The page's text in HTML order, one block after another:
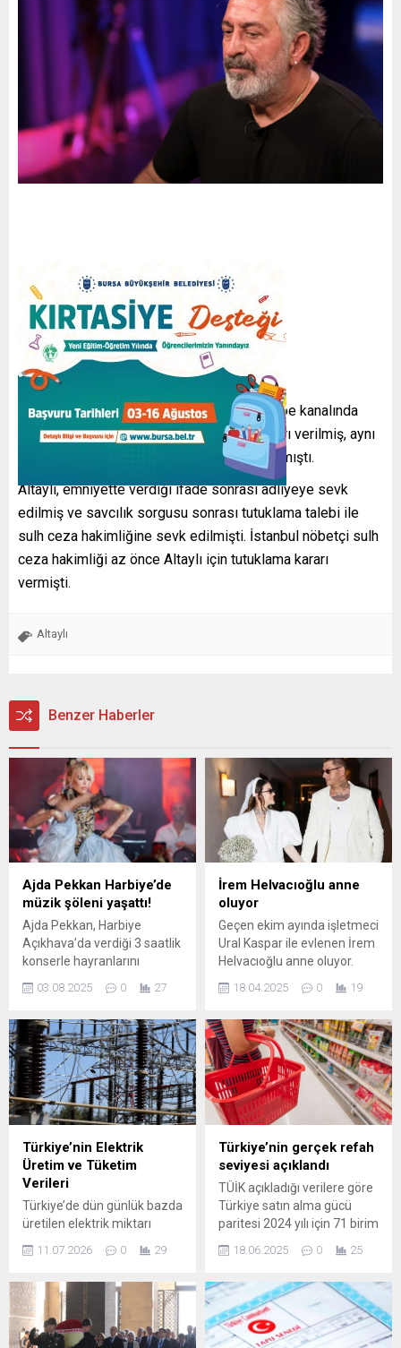
Devamı gelecek…
FATİH ALTAYLI NEDEN TUTUKLANDI ?
Gazeteci Fatih Altaylı, 21 Haziran’da YouTube kanalında
yaptığı yayın sonrası, hakkında gözaltı kararı verilmiş, aynı
akşam Teşvikiye’deki evinde gözaltına alınmıştı.
Altaylı, emniyette verdiği ifade sonrası adliyeye sevk
edilmiş ve savcılık sorgusu sonrası tutuklama talebi ile
sulh ceza hakimliğine sevk edilmişti. İstanbul nöbetçi sulh
ceza hakimliği az önce Altaylı için tutuklama kararı
vermişti.
Altaylı
Benzer Haberler
Ajda Pekkan Harbiye’de
müzik şöleni yaşattı!
Ajda Pekkan, Harbiye
Açıkhava’da verdiği 3 saatlik
konserle hayranlarını
coşturdu. 79 yaşındaki
Pekkan, sahne şovları,
yaşattı.
03.08.2025 0 27
İrem Helvacıoğlu anne
oluyor
Geçen ekim ayında işletmeci
Ural Kaspar ile evlenen İrem
Helvacıoğlu anne oluyor.
Oyuncu üç aylık hamile.
18.04.2025 0 19
Türkiye’nin Elektrik
Üretim ve Tüketim
Verileri
Türkiye’de dün günlük bazda
üretilen elektrik miktarı
olurken, tüketim 1.120.449
kaydedildi. Saatlik verilerde
en yüksek tüketim 16.00’da
52.743 megavatsaat, en
11.07.2026 0 29
Türkiye’nin gerçek refah
seviyesi açıklandı
TÜİK açıkladığı verilere göre
Türkiye satın alma gücü
paritesi 2024 yılı için 71 birim
18.06.2025 0 25